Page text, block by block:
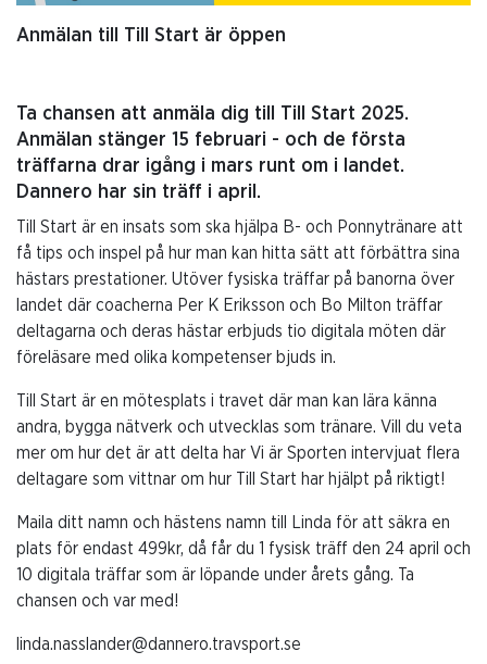
Anmälan till Till Start är öppen
Ta chansen att anmäla dig till Till Start 2025.
Anmälan stänger 15 februari - och de första
träffarna drar igång i mars runt om i landet.
Dannero har sin träff i april.
Till Start är en insats som ska hjälpa B- och Ponnytränare att
få tips och inspel på hur man kan hitta sätt att förbättra sina
hästars prestationer. Utöver fysiska träffar på banorna över
landet där coacherna Per K Eriksson och Bo Milton träffar
deltagarna och deras hästar erbjuds tio digitala möten där
föreläsare med olika kompetenser bjuds in.
Till Start är en mötesplats i travet där man kan lära känna
andra, bygga nätverk och utvecklas som tränare. Vill du veta
mer om hur det är att delta har Vi är Sporten intervjuat flera
deltagare som vittnar om hur Till Start har hjälpt på riktigt!
Maila ditt namn och hästens namn till Linda för att säkra en
plats för endast 499kr, då får du 1 fysisk träff den 24 april och
10 digitala träffar som är löpande under årets gång. Ta
chansen och var med!
linda.nasslander@dannero.travsport.se